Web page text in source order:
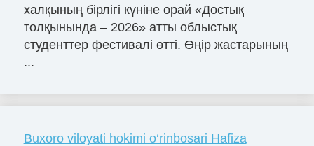
халқының бірлігі күніне орай «Достық
толқынында – 2026» атты облыстық
студенттер фестивалі өтті. Өңір жастарының
...
Buxoro viloyati hokimi o‘rinbosari Hafiza